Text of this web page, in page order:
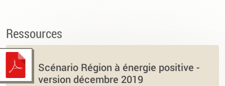
Ressources
Scénario Région à énergie positive -
version décembre 2019